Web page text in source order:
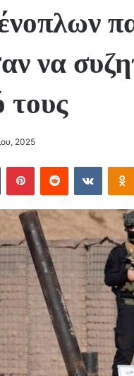
να
τους
2025
Tumblr PinterestReddit